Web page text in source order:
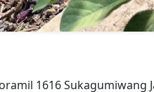
1616 Sukagumiwang